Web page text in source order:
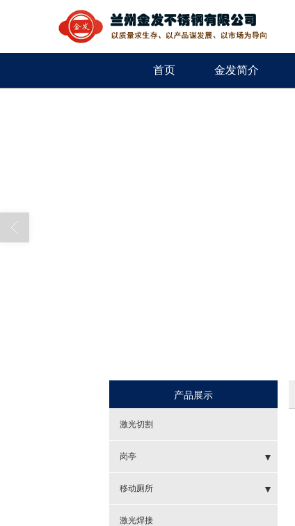
首页 金发简介
产品展示
激光切割
岗亭
- 警务岗亭
- 收费亭
移动厕所
- 仿古环保厕所
激光焊接